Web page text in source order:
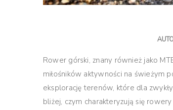
Rower górski, znany również jako
miłośników aktywności na świeżym
eksplorację terenów, które dla
bliżej, czym charakteryzują się